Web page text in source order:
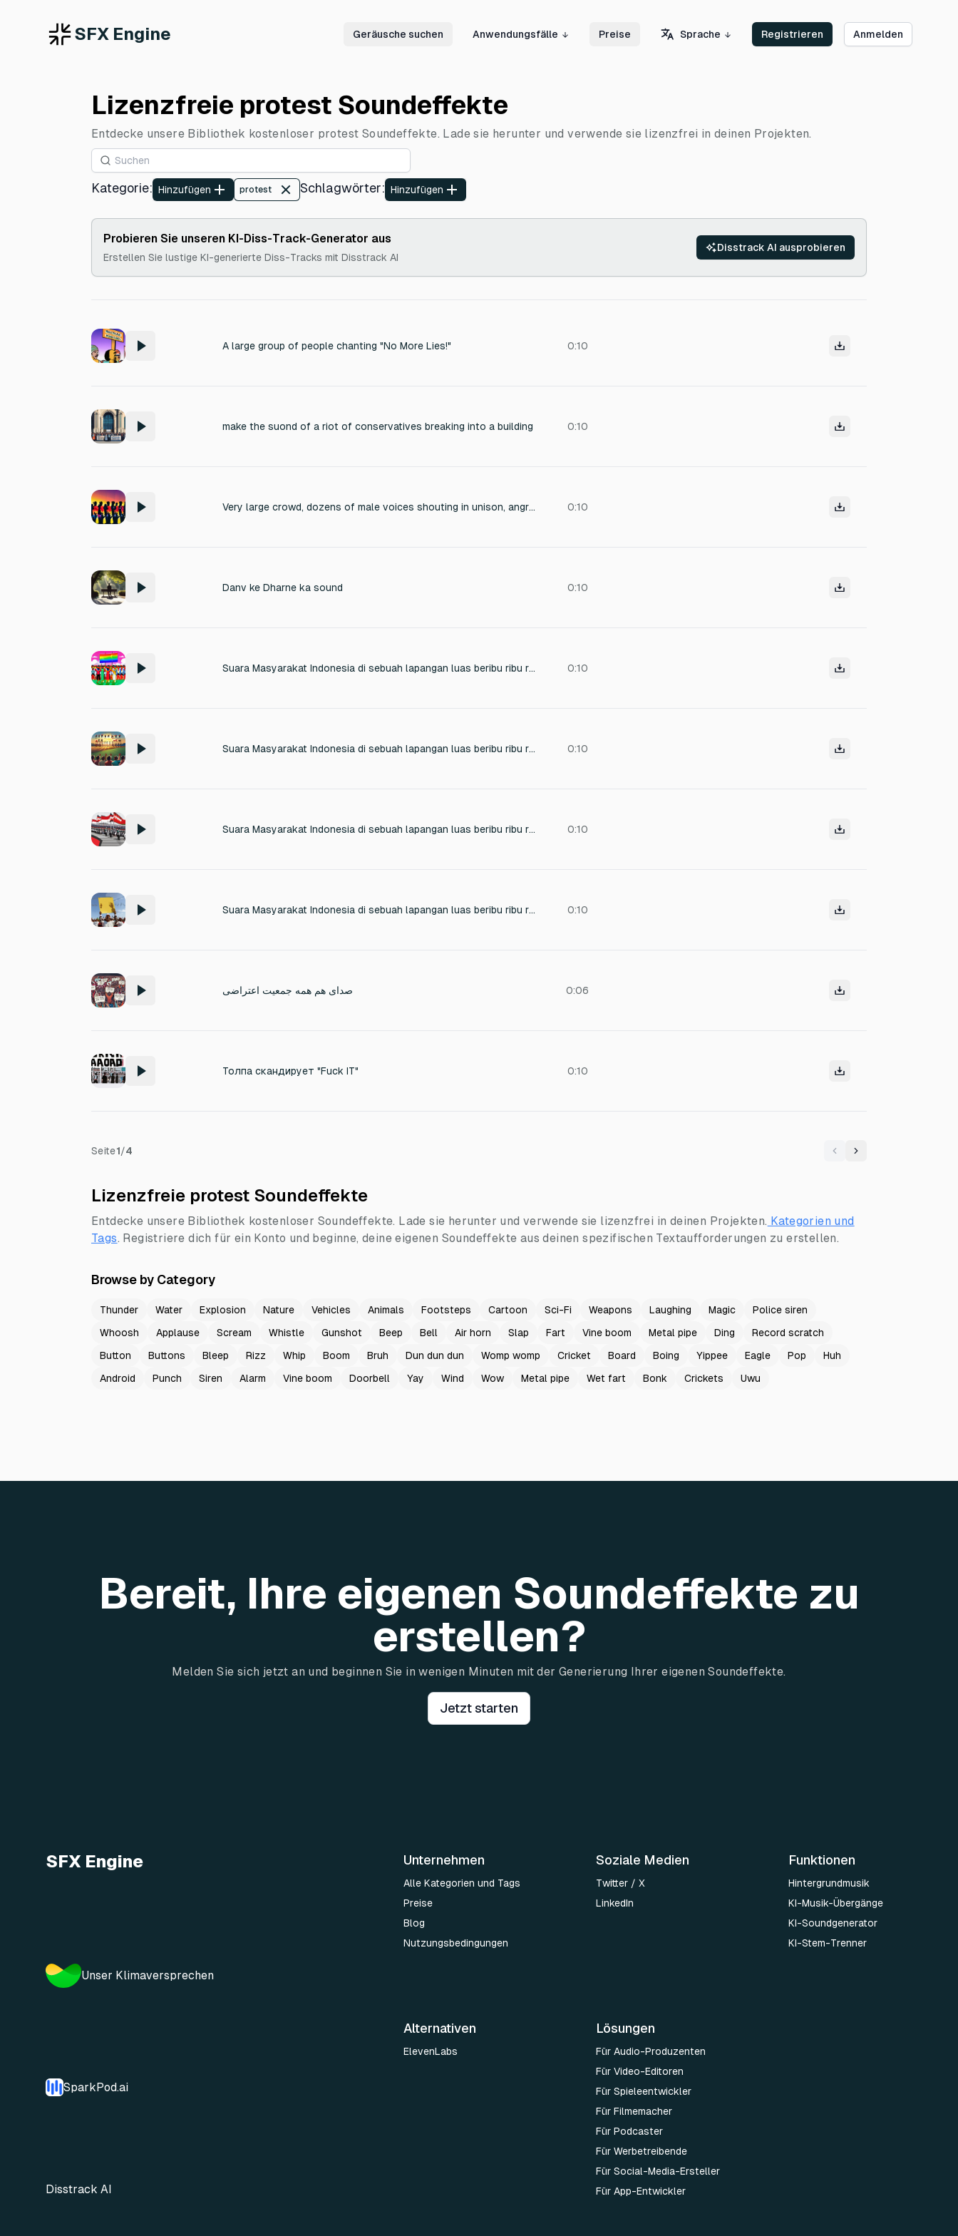
SFX Engine Geräusche suchen Anwendungsfälle Preise Sprache Registrieren Anmelden
Lizenzfreie protest Soundeffekte
Entdecke unsere Bibliothek kostenloser protest Soundeffekte. Lade sie herunter und verwende sie lizenzfrei in deinen Projekten.
Kategorie: Hinzufügen protest Schlagwörter: Hinzufügen
Probieren Sie unseren KI-Diss-Track-Generator aus
Erstellen Sie lustige KI-generierte Diss-Tracks mit Disstrack AI
Disstrack AI ausprobieren
A large group of people chanting "No More Lies!" 0:10
make the suond of a riot of conservatives breaking into a building 0:10
Very large crowd, dozens of male voices shouting in unison, angry and powerful chant, high volume, echo of open space, street protest feeling, chaotic but synchronized. "Pahlavi bar mi-gardeh" 0:10
Danv ke Dharne ka sound 0:10
Suara Masyarakat Indonesia di sebuah lapangan luas beribu ribu rakyat Indonesia berteriak demo the crowd needs to say "Hidup Maluku!" in Indonesia accent 0:10
Suara Masyarakat Indonesia di sebuah lapangan luas beribu ribu rakyat Indonesia berteriak demo mereka berteriak "Maluku Merdeka!" 0:10
Suara Masyarakat Indonesia di sebuah lapangan luas beribu ribu rakyat Indonesia berteriak demo mereka berteriak "Hidup RMS!" dann wa wa wa 0:10
Suara Masyarakat Indonesia di sebuah lapangan luas beribu ribu rakyat Indonesia berteriak demo 0:10
صدای هم همه جمعیت اعتراضی 0:06
Толпа скандирует "Fuck IT" 0:10
Seite1/4
Previous
Next
Lizenzfreie protest Soundeffekte
Entdecke unsere Bibliothek kostenloser Soundeffekte. Lade sie herunter und verwende sie lizenzfrei in deinen Projekten. Kategorien und
Tags. Registriere dich für ein Konto und beginne, deine eigenen Soundeffekte aus deinen spezifischen Textaufforderungen zu erstellen.
Browse by Category
Thunder Water Explosion Nature Vehicles Animals Footsteps Cartoon Sci-Fi Weapons Laughing Magic
Police siren
Whoosh
Applause Scream Whistle Gunshot Beep Bell Air horn Slap Fart Vine boom Metal pipe Ding
Record scratch
Button
Buttons Bleep Rizz Whip Boom Bruh Dun dun dun Womp womp Cricket Board Boing Yippee Eagle Pop
Huh
Android
Punch Siren Alarm Vine boom Doorbell Yay Wind Wow Metal pipe Wet fart Bonk Crickets Uwu
Bereit, Ihre eigenen Soundeffekte zu
erstellen?
Melden Sie sich jetzt an und beginnen Sie in wenigen Minuten mit der Generierung Ihrer eigenen Soundeffekte.
Jetzt starten
SFX Engine
Unser Klimaversprechen
SparkPod.ai
Disstrack AI
Unternehmen
Alle Kategorien und Tags
Preise
Blog
Nutzungsbedingungen
Soziale Medien
Twitter / X
LinkedIn
Funktionen
Hintergrundmusik
KI-Musik-Übergänge
KI-Soundgenerator
KI-Stem-Trenner
Alternativen
ElevenLabs
Lösungen
Für Audio-Produzenten
Für Video-Editoren
Für Spieleentwickler
Für Filmemacher
Für Podcaster
Für Werbetreibende
Für Social-Media-Ersteller
Für App-Entwickler